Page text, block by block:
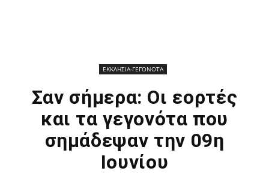
ΕΚΚΛΗΣΙΑ-ΓΕΓΟΝΟΤΑ
Σαν σήμερα: Οι εορτές
και τα γεγονότα που
σημάδεψαν την 09η
Ιουνίου